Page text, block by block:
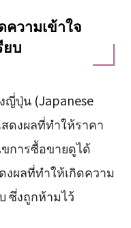
วามเข้าใจ
ยบ
ปุ่น (Japanese
ดงผลที่ทำให้ราคา
การซื้อขายดูได้
งผลที่ทำให้เกิดความ
ซึ่งถูกห้ามไว้